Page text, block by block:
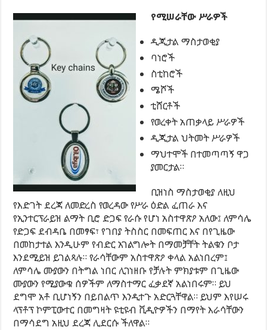
የሚሠራቸው ሥራዎች
ዲጂታል ማስታወቂያ
ባነሮች
ስቲከሮች
ሜሾች
ቲሸርቶች
የወረቀት አጠቃላይ ሥራዎች
ዲጂታል ህትመት ሥራዎች
ማህተሞች በተመጣጣኝ ዋጋ
ያመርታል።
ቢዝነስ ማስታወቂያ ለዚህ
የእድገት ደረጃ ለመድረስ የወረዳው የሥራ ዕድል ፈጠራ እና
የኢንተርፕራይዝ ልማት ቢሮ ድጋፍ የራሱ የሆነ አስተዋጽዖ አለው፤ ለምሳሌ
የድጋፍ ደብዳቤ በመፃፍ፣ የገበያ ትስስር በመፍጠር እና በየጊዜው
በመከታተል እንዲሁም የብድር አገልግሎት በማመቻቸት ትልቁን ቦታ
እንደሚይዝ ይገልጻሉ። የራሳቸውም አስተዋጽዖ ቀላል አልነበረም፤
ለምሳሌ ሙያውን በትግል ነበር ሊገነዘቡ የቻሉት ምክያቱም በጊዜው
ሙያውን የሚያውቁ ሰዎችም ለማስተማር ፈቃደኛ አልነበሩም። ይህ
ደግሞ አቶ ቢሆነኝን በይበልጥ እንዲተጉ አድርጓቸዋል። ይህም እየሠሩ
ላፕቶፕ ኮምፒውተር በመግዛት ዩቲዩብ ቪዲዮዎችን በማየት እራሳቸውን
በማሳደግ አዚህ ደረጃ ሊደርሱ ችለዋል።